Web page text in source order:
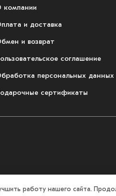
компании
и доставка
и возврат
соглашение
персональных данных
сертификаты
работу нашего сайта.